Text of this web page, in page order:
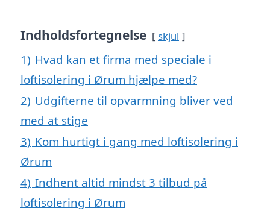
Indholdsfortegnelse skjul
1) Hvad kan et firma med speciale i
loftisolering i Ørum hjælpe med?
2) Udgifterne til opvarmning bliver ved
med at stige
3) Kom hurtigt i gang med loftisolering i
Ørum
4) Indhent altid mindst 3 tilbud på
loftisolering i Ørum